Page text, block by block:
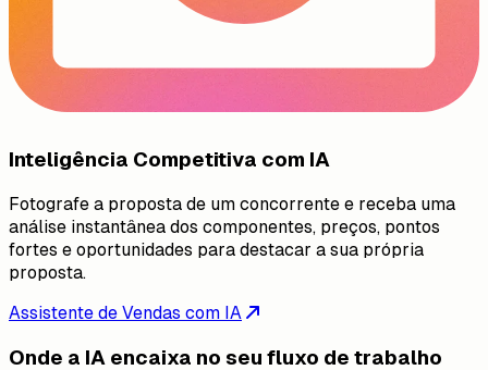
Inteligência Competitiva com IA
Fotografe a proposta de um concorrente e receba uma
análise instantânea dos componentes, preços, pontos
fortes e oportunidades para destacar a sua própria
proposta.
Assistente de Vendas com IA
Onde a IA encaixa no seu fluxo de trabalho